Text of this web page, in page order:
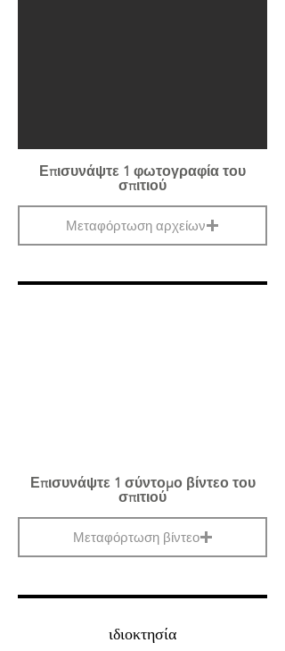
Επισυνάψτε 1 φωτογραφία του
σπιτιού
Μεταφόρτωση αρχείων
Επισυνάψτε 1 σύντομο βίντεο του
σπιτιού
Μεταφόρτωση βίντεο
ιδιοκτησία